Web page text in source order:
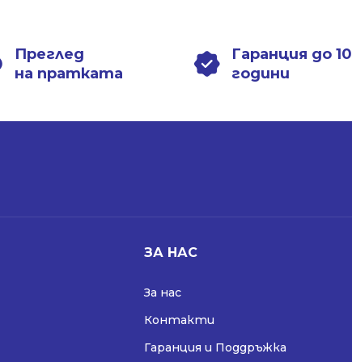
Преглед
на пратката
Гаранция до 10
години
ЗА НАС
За нас
Контакти
Гаранция и Поддръжка